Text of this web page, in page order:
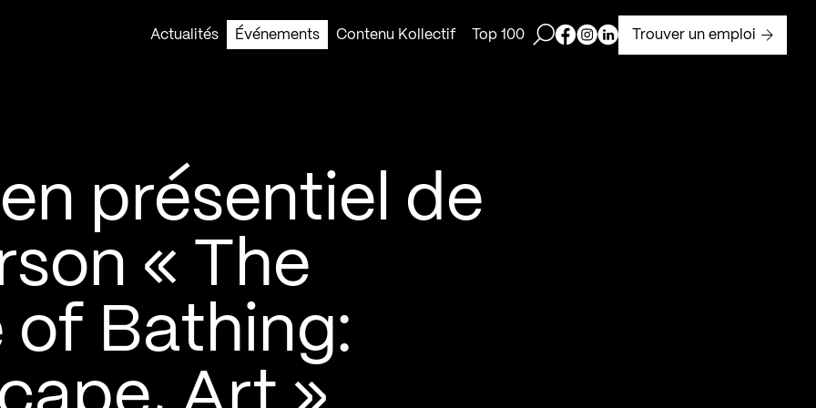
Actualités
Événements Contenu Kollectif Top 100 Ouvrir la barre de recherche
Page Facebook de Kollectif
Page Instagram de Kollectif
Page Linkedin de Kollectif
Trouver un emploi
présentiel de
« The
Bathing: